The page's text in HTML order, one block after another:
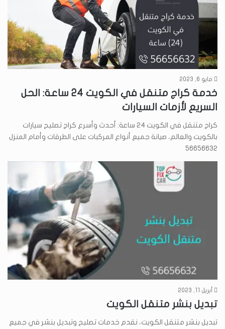
مايو 6, 2023
خدمة كراج متنقل في الكويت 24 ساعة: الحل
السريع لأزمات السيارات
كراج متنقل في الكويت 24 ساعة: أحدث وأسرع كراج تصليح سيارات
بالكويت والعالم، صيانة جميع أنواع المركبات على الطرقات وأمام المنزل
56656632
أبريل 11, 2023
تبديل بنشر متنقل الكويت
تبديل بنشر متنقل الكويت، نقدم خدمات تصليح وتبديل بنشر في جميع